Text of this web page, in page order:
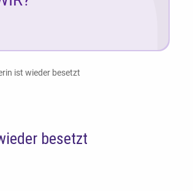
ist wieder besetzt
besetzt